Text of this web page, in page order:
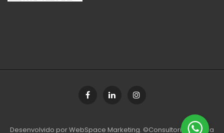
Desenvolvido porWebSpace Marketing. ©Consultoria Jurídica